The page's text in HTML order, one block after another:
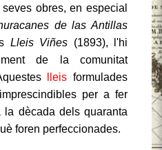
obres, en especial
de las Antillas
Lleis Viñes (1893), l'hi
de la comunitat
lleis formulades
per a fer
dècada dels quaranta
foren perfeccionades.